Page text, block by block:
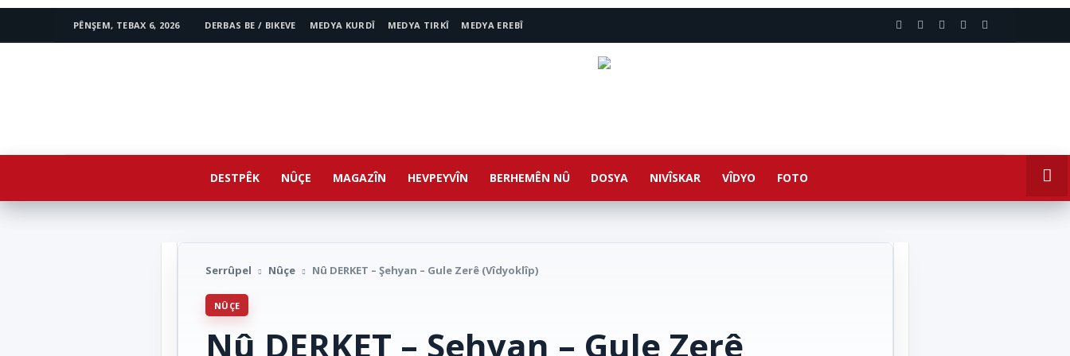
PÊNŞEM, TEBAX 6, 2026 DERBAS BE / BIKEVE MEDYA KURDÎ MEDYA TIRKÎ MEDYA EREBÎ
DESTPÊK NÛÇE MAGAZÎN HEVPEYVÎN BERHEMÊN NÛ DOSYA NIVÎSKAR VÎDYO FOTO
Serrûpel Nûçe Nû DERKET – Şehyan – Gule Zerê (Vîdyoklîp)
NÛÇE
Nû DERKET – Şehyan – Gule Zerê